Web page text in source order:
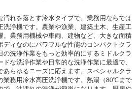
汚れを落とす冷水タイプで、業務用ならでは
洗浄機です。農業や漁業、建築土木、生産工
。業務用機械や車両、建物など、大きな面積
ィなのにパワフルな性能のコンパクトクラ
の洗浄作業をもっと効率的にするミドルクラ
な洗浄作業や日常的な洗浄作業に最適で、
らゆるニーズに応えます。スペシャルクラ
業務用冷水高圧洗浄機です。熱湯（80℃まで